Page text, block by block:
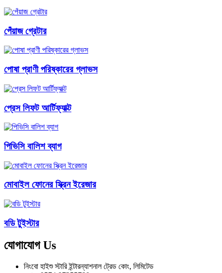
পেঁয়াজ গ্রেটার
পোষা প্রাণী পরিষ্কারের গ্লাভস
প্রেস লিফট আর্টিফ্যাক্ট
পিভিসি বালিশ ব্যাগ
মোবাইল ফোনের স্ক্রিন ইরেজার
বডি টুইস্টার
যোগাযোগUs
নিংবো হাইশু স্টারি ইন্টারন্যাশনাল ট্রেড কোং, লিমিটেড